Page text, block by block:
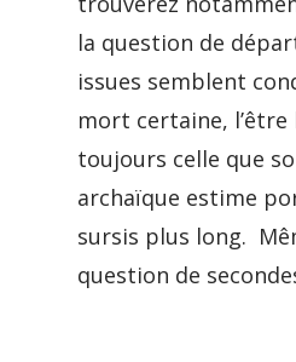
la question de
issues semblent
mort certaine,
toujours celle que
archaïque estime
sursis plus long.
question de